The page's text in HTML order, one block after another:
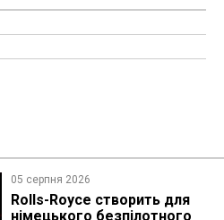
05 серпня 2026
Rolls-Royce створить для
німецького безпілотного